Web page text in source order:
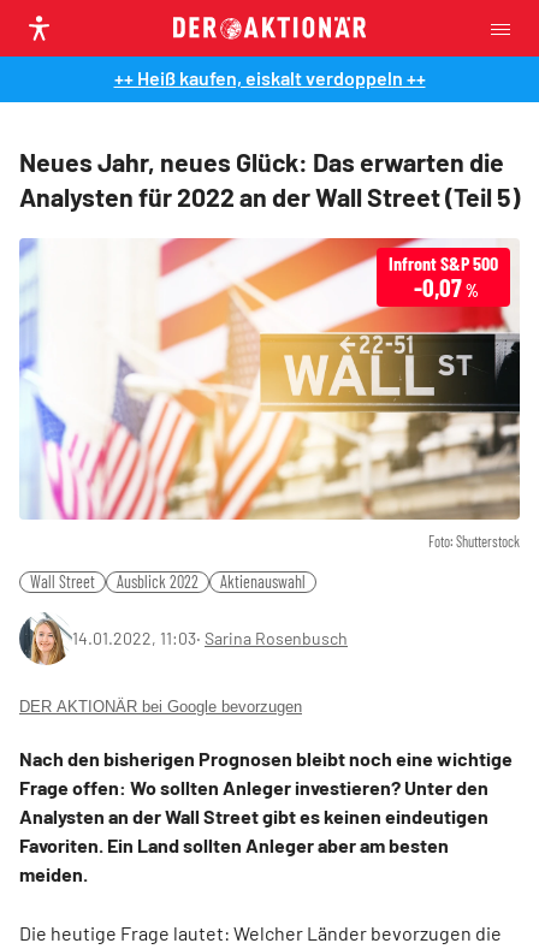
++ Heiß kaufen, eiskalt verdoppeln ++
Neues Jahr, neues Glück: Das erwarten die
Analysten für 2022 an der Wall Street (Teil 5)
Foto: Shutterstock
Infront S&P 500
-0,07 %
Wall Street Ausblick 2022 Aktienauswahl
14.01.2022, 11:03‧ Sarina Rosenbusch
DER AKTIONÄR bei Google bevorzugen
Nach den bisherigen Prognosen bleibt noch eine wichtige
Frage offen: Wo sollten Anleger investieren? Unter den
Analysten an der Wall Street gibt es keinen eindeutigen
Favoriten. Ein Land sollten Anleger aber am besten
meiden.
Die heutige Frage lautet: Welcher Länder bevorzugen die